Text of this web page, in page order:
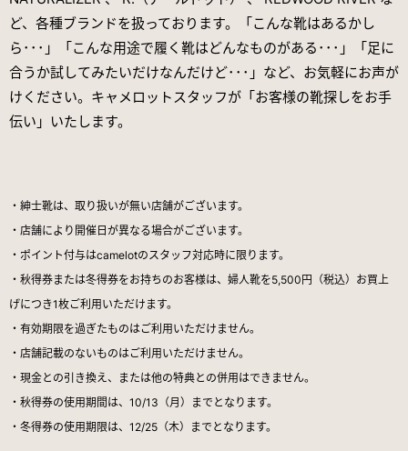
ど、各種ブランドを扱っております。「こんな靴はあるかし
ら･･･」「こんな用途で履く靴はどんなものがある･･･」「足に
合うか試してみたいだけなんだけど･･･」など、お気軽にお声が
けください。キャメロットスタッフが「お客様の靴探しをお手
伝い」いたします。
・紳士靴は、取り扱いが無い店舗がございます。
・店舗により開催日が異なる場合がございます。
・ポイント付与はcamelotのスタッフ対応時に限ります。
・秋得券または冬得券をお持ちのお客様は、婦人靴を5,500円（税込）お買上
げにつき1枚ご利用いただけます。
・有効期限を過ぎたものはご利用いただけません。
・店舗記載のないものはご利用いただけません。
・現金との引き換え、または他の特典との併用はできません。
・秋得券の使用期間は、10/13（月）までとなります。
・冬得券の使用期限は、12/25（木）までとなります。